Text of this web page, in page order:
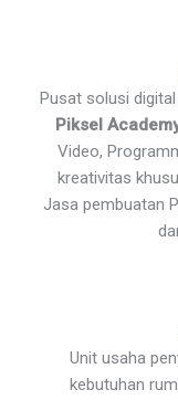
Pusat solusi
Piksel
Video,
kreativitas
Jasa pembuatan
Unit usaha
kebutuhan